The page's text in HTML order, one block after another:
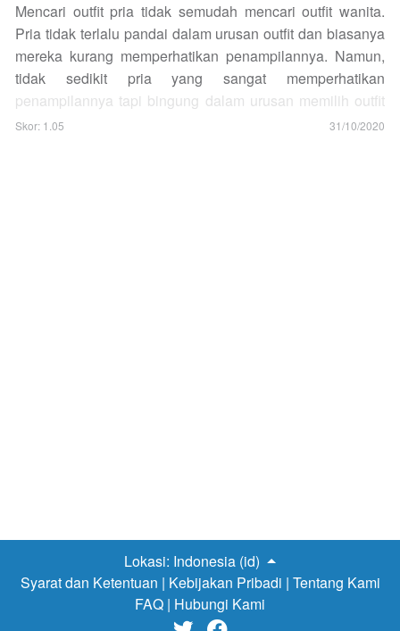
Mencari outfit pria tidak semudah mencari outfit wanita.
Pria tidak terlalu pandai dalam urusan outfit dan biasanya
mereka kurang memperhatikan penampilannya. Namun,
tidak sedikit pria yang sangat memperhatikan
penampilannya tapi bingung dalam urusan memilih outfit
yang pas untuk dirinya. Kebanyakan pria berfikir jika
Skor: 1.05 31/10/2020
Lokasi: Indonesia (id)
Syarat dan Ketentuan | Kebijakan Pribadi | Tentang Kami
FAQ | Hubungi Kami